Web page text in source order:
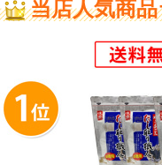
当店人気商